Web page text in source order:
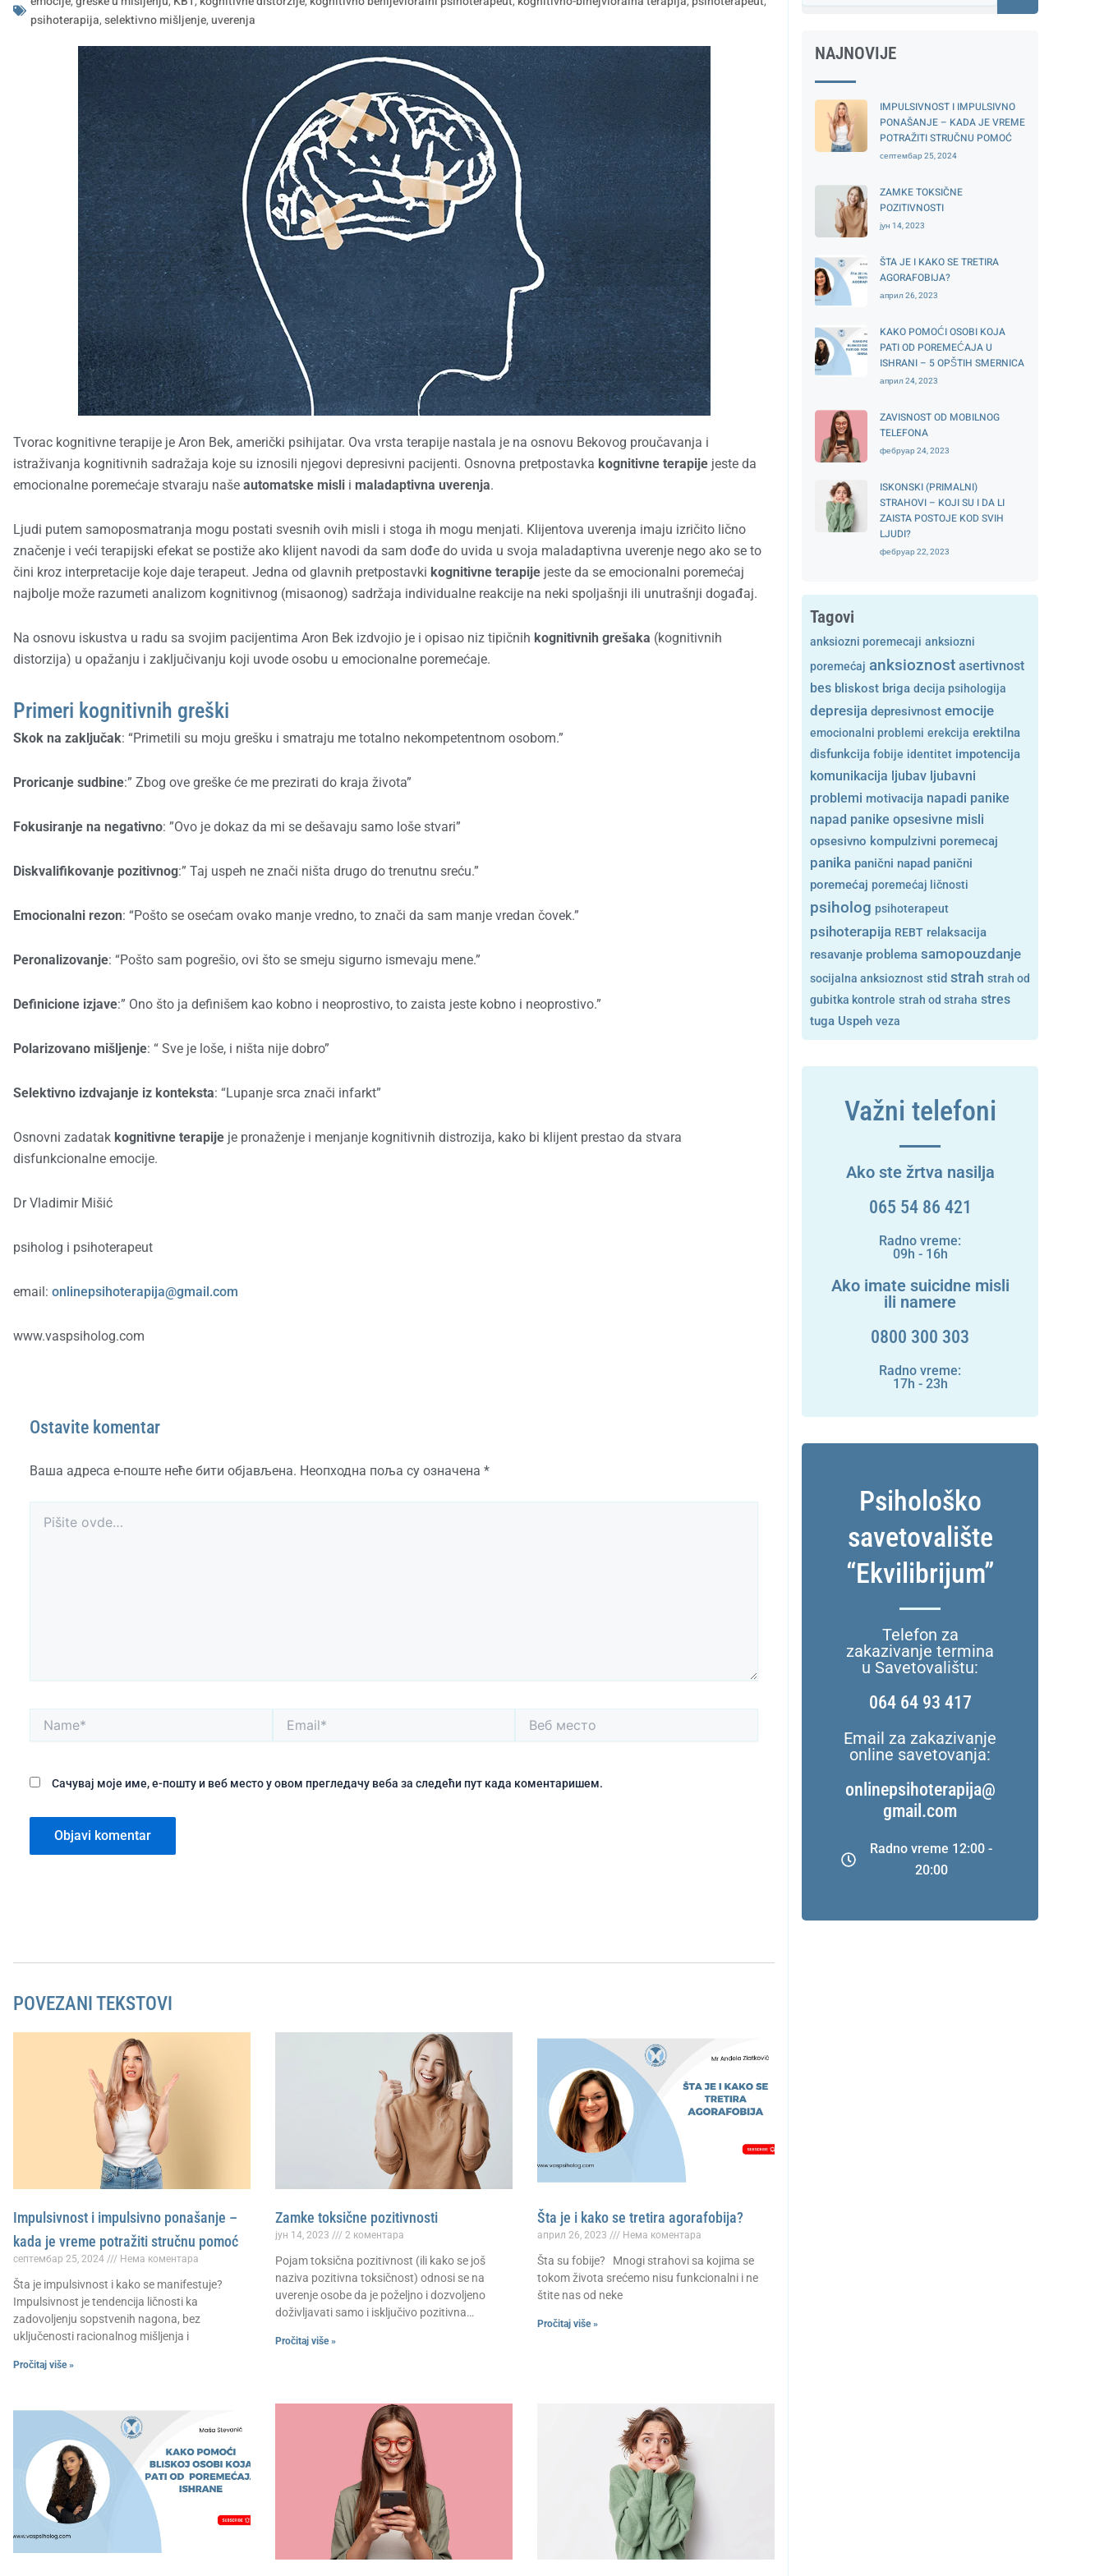
psihoterapija,selektivno mišljenje, uverenja
Tvorac kognitivne terapije je Aron Bek, američki psihijatar. Ova vrsta terapije nastala je na osnovu Bekovog proučavanja i
istraživanja kognitivnih sadražaja koje su iznosili njegovi depresivni pacijenti. Osnovna pretpostavka kognitivne terapije jeste da
emocionalne poremećaje stvaraju naše automatske misli i maladaptivna uverenja.
Ljudi putem samoposmatranja mogu postati svesnih ovih misli i stoga ih mogu menjati. Klijentova uverenja imaju izričito lično
značenje i veći terapijski efekat se postiže ako klijent navodi da sam dođe do uvida u svoja maladaptivna uverenje nego ako se to
čini kroz interpretacije koje daje terapeut. Jedna od glavnih pretpostavki kognitivne terapije jeste da se emocionalni poremećaj
najbolje može razumeti analizom kognitivnog (misaonog) sadržaja individualne reakcije na neki spoljašnji ili unutrašnji događaj.
Na osnovu iskustva u radu sa svojim pacijentima Aron Bek izdvojio je i opisao niz tipičnih kognitivnih grešaka (kognitivnih
distorzija) u opažanju i zaključivanju koji uvode osobu u emocionalne poremećaje.
Primeri kognitivnih greški
Skok na zaključak: “Primetili su moju grešku i smatraju me totalno nekompetentnom osobom.”
Proricanje sudbine:” Zbog ove greške će me prezirati do kraja života”
Fokusiranje na negativno: ”Ovo je dokaz da mi se dešavaju samo loše stvari”
Diskvalifikovanje pozitivnog:” Taj uspeh ne znači ništa drugo do trenutnu sreću.”
Emocionalni rezon: “Pošto se osećam ovako manje vredno, to znači da sam manje vredan čovek.”
Peronalizovanje: “Pošto sam pogrešio, ovi što se smeju sigurno ismevaju mene.”
Definicione izjave:” Ono što ja definišem kao kobno i neoprostivo, to zaista jeste kobno i neoprostivo.”
Polarizovano mišljenje: “ Sve je loše, i ništa nije dobro”
Selektivno izdvajanje iz konteksta: “Lupanje srca znači infarkt”
Osnovni zadatak kognitivne terapije je pronaženje i menjanje kognitivnih distrozija, kako bi klijent prestao da stvara
disfunkcionalne emocije.
Dr Vladimir Mišić
psiholog i psihoterapeut
email: onlinepsihoterapija@gmail.com
www.vaspsiholog.com
Ostavite komentar
Ваша адреса е-поште неће бити објављена. Неопходна поља су означена *
Name* Email*
Веб
место
Сачувај моје име, е-пошту и веб место у овом прегледачу веба за следећи пут када коментаришем.
POVEZANI TEKSTOVI
Impulsivnost i impulsivno ponašanje –
kada je vreme potražiti stručnu pomoć
септембар 25, 2024 Нема коментара
Šta je impulsivnost i kako se manifestuje?
Impulsivnost je tendencija ličnosti ka
zadovoljenju sopstvenih nagona, bez
uključenosti racionalnog mišljenja i
Pročitaj više »
Zamke toksične pozitivnosti
јун 14, 2023 2 коментара
Pojam toksična pozitivnost (ili kako se još
naziva pozitivna toksičnost) odnosi se na
uverenje osobe da je poželjno i dozvoljeno
doživljavati samo i isključivo pozitivna…
Pročitaj više »
Šta je i kako se tretira agorafobija?
април 26, 2023 Нема коментара
Šta su fobije? Mnogi strahovi sa kojima se
tokom života srećemo nisu funkcionalni i ne
štite nas od neke
Pročitaj više »
NAJNOVIJE
IMPULSIVNOST I IMPULSIVNO
PONAŠANJE – KADA JE VREME
POTRAŽITI STRUČNU POMOĆ
септембар 25, 2024
ZAMKE TOKSIČNE
POZITIVNOSTI
јун 14, 2023
ŠTA JE I KAKO SE TRETIRA
AGORAFOBIJA?
април 26, 2023
KAKO POMOĆI OSOBI KOJA
PATI OD POREMEĆAJA U
ISHRANI – 5 OPŠTIH SMERNICA
април 24, 2023
ZAVISNOST OD MOBILNOG
TELEFONA
фебруар 24, 2023
ISKONSKI (PRIMALNI)
STRAHOVI – KOJI SU I DA LI
ZAISTA POSTOJE KOD SVIH
LJUDI?
фебруар 22, 2023
Tagovi
anksiozni poremecaji anksiozni
poremećaj anksioznost asertivnost
bes bliskost briga decija psihologija
depresija depresivnost emocije
emocionalni problemi erekcija erektilna
disfunkcija fobije identitet impotencija
komunikacija ljubav ljubavni
problemi motivacija napadi panike
napad panike opsesivne misli
opsesivno kompulzivni poremecaj
panika panični napad panični
poremećaj poremećaj ličnosti
psiholog psihoterapeut
psihoterapija REBT relaksacija
resavanje problema samopouzdanje
socijalna anksioznost stid strah strah od
gubitka kontrole strah od straha stres
tuga Uspeh veza
Važni telefoni
Ako ste žrtva nasilja
065 54 86 421
Radno vreme:
09h - 16h
Ako imate suicidne misli
ili namere
0800 300 303
Radno vreme:
17h - 23h
Psihološko
savetovalište
“Ekvilibrijum”
Telefon za
zakazivanje termina
u Savetovalištu:
064 64 93 417
Email za zakazivanje
online savetovanja:
onlinepsihoterapija@
gmail.com
Radno vreme 12:00 -
20:00